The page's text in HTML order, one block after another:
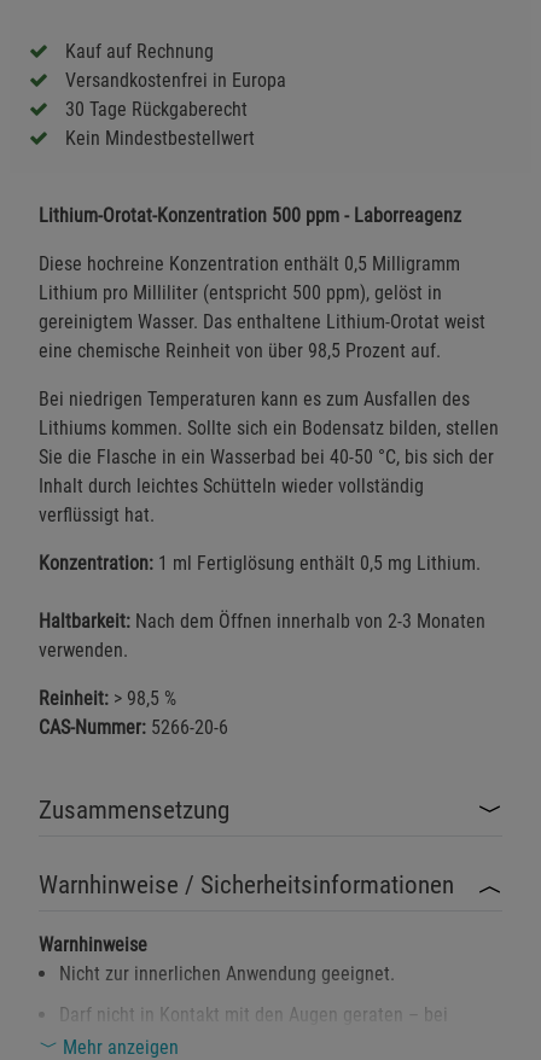
Kauf auf Rechnung
Versandkostenfrei in Europa
30 Tage Rückgaberecht
Kein Mindestbestellwert
Lithium-Orotat-Konzentration 500 ppm - Laborreagenz
Diese hochreine Konzentration enthält 0,5 Milligramm
Lithium pro Milliliter (entspricht 500 ppm), gelöst in
gereinigtem Wasser. Das enthaltene Lithium-Orotat weist
eine chemische Reinheit von über 98,5 Prozent auf.
Bei niedrigen Temperaturen kann es zum Ausfallen des
Lithiums kommen. Sollte sich ein Bodensatz bilden, stellen
Sie die Flasche in ein Wasserbad bei 40-50 °C, bis sich der
Inhalt durch leichtes Schütteln wieder vollständig
verflüssigt hat.
Konzentration: 1 ml Fertiglösung enthält 0,5 mg Lithium.
Haltbarkeit: Nach dem Öffnen innerhalb von 2-3 Monaten
verwenden.
Reinheit: > 98,5 %
CAS-Nummer: 5266-20-6
Zusammensetzung
Warnhinweise / Sicherheitsinformationen
Warnhinweise
Nicht zur innerlichen Anwendung geeignet.
Darf nicht in Kontakt mit den Augen geraten – bei
Augenkontakt sofort gründlich ausspülen und ärztlichen
Mehr anzeigen